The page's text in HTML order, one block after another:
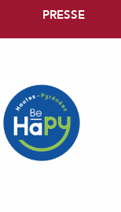
PRESSE